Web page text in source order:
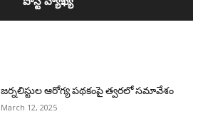
జర్నలిస్టుల ఆరోగ్య పథకంపై త్వరలో సమావేశం
March 12, 2025